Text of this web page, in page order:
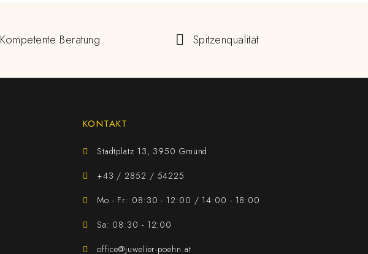
Kompetente Beratung Spitzenqualität
KONTAKT
Stadtplatz 13, 3950 Gmünd
+43 / 2852 / 54225
Mo - Fr: 08:30 - 12:00 / 14:00 - 18:00
Sa: 08:30 - 12:00
office@juwelier-poehn.at